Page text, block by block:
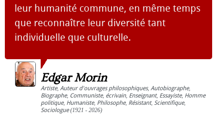
leur humanité commune, en même temps
que reconnaître leur diversité tant
individuelle que culturelle.
Edgar Morin
Artiste, Auteur d'ouvrages philosophiques, Autobiographe,
Biographe, Communiste, écrivain, Enseignant, Essayiste, Homme
politique, Humaniste, Philosophe, Résistant, Scientifique,
Sociologue(1921 - 2026)